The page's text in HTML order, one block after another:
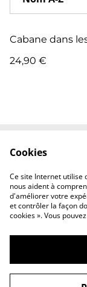
Cabane dans
24,90 €
©2026Atelier
Cookies
Ce site Internet utilise
nous aident à
d'améliorer votre
et contrôler la façon
cookies ». Vous